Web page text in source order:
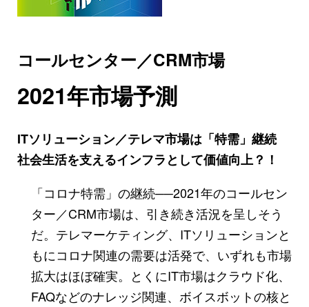
コールセンター／CRM市場
2021年市場予測
ITソリューション／テレマ市場は「特需」継続
社会生活を支えるインフラとして価値向上？！
「コロナ特需」の継続──2021年のコールセン
ター／CRM市場は、引き続き活況を呈しそう
だ。テレマーケティング、ITソリューションと
もにコロナ関連の需要は活発で、いずれも市場
拡大はほぼ確実。とくにIT市場はクラウド化、
FAQなどのナレッジ関連、ボイスボットの核と